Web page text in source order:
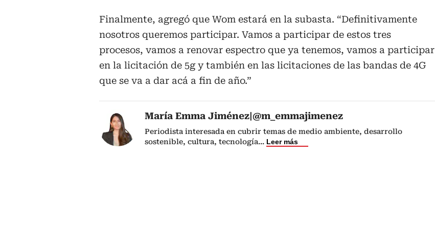
Finalmente, agregó que Wom estará en la subasta. “Definitivamente
nosotros queremos participar. Vamos a participar de estos tres
procesos, vamos a renovar espectro que ya tenemos, vamos a participar
en la licitación de 5g y también en las licitaciones de las bandas de 4G
que se va a dar acá a fin de año.”
María Emma Jiménez|@m_emmajimenez
Periodista interesada en cubrir temas de medio ambiente, desarrollo
sostenible, cultura, tecnología... Leer más